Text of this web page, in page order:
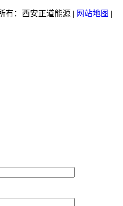
有：西安正道能源 | 网站地图 |